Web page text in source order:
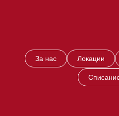
За нас Локации